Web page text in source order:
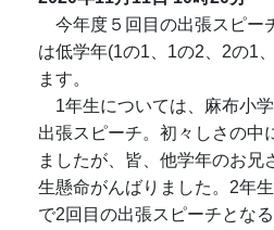
今年度５回目の出張スピー
は低学年(1の1、1の2、2の1
ます。
1年生については、麻布小
出張スピーチ。初々しさの中
ましたが、皆、他学年のお兄
生懸命がんばりました。2年
で2回目の出張スピーチとな